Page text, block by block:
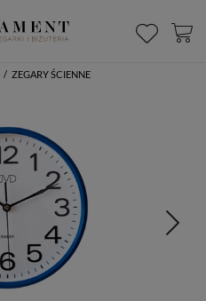
/ ZEGARY ŚCIENNE